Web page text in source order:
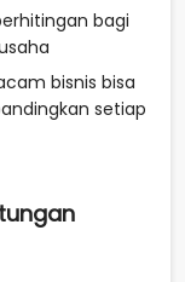
bagi
bisnis bisa
setiap